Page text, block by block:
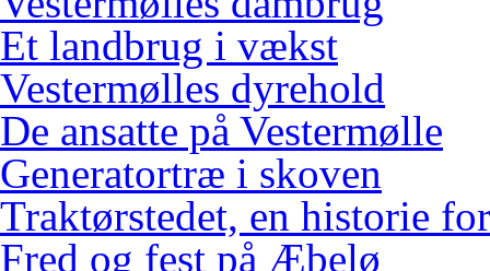
Et landbrug i vækst
Vestermølles dyrehold
De ansatte på Vestermølle
Generatortræ i skoven
Traktørstedet, en historie
Fred og fest på Æbelø